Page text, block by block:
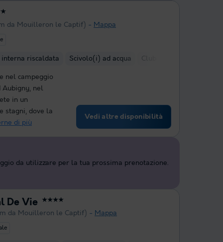
da Mouilleron le Captif) Mappa
interna riscaldata Scivolo(i) ad acqua Club per bambini
nel campeggio
nel
in un
stagni, dove la
di più
Vedi altre disponibilità
De Vie ★★★★
da Mouilleron le Captif) Mappa
da utilizzare per la tua prossima prenotazione.